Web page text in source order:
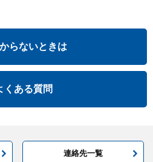
らないときは
くある質問
連絡先一覧